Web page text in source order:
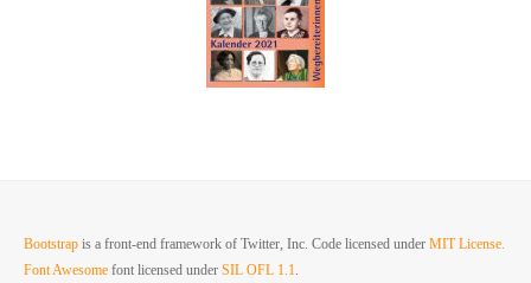
Bootstrap is a front-end framework of Twitter, Inc. Code licensed under MIT License.
Font Awesome font licensed under SIL OFL 1.1.